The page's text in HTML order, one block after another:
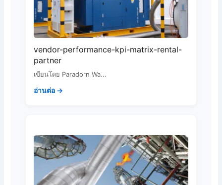
vendor-performance-kpi-matrix-rental-
partner
เขียนโดย Paradorn Wa...
อ่านต่อ →